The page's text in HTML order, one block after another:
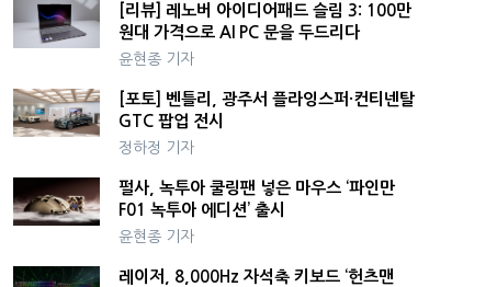
[리뷰] 레노버 아이디어패드 슬림 3: 100만
원대 가격으로 AI PC 문을 두드리다
윤현종 기자
[포토] 벤틀리, 광주서 플라잉스퍼·컨티넨탈
GTC 팝업 전시
정하정 기자
펄사, 녹투아 쿨링팬 넣은 마우스 ‘파인만
F01 녹투아 에디션’ 출시
윤현종 기자
레이저, 8,000Hz 자석축 키보드 ‘헌츠맨